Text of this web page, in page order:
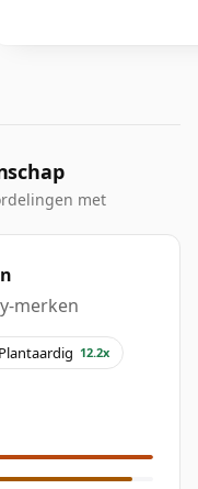
met
merken
Plantaardig 12.2x